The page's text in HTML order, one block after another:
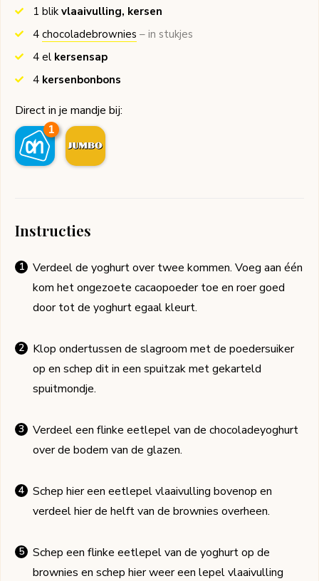
1 blik vlaaivulling, kersen
4 chocoladebrownies – in stukjes
4 el kersensap
4 kersenbonbons
Direct in je mandje bij:
1
Instructies
Verdeel de yoghurt over twee kommen. Voeg aan één
kom het ongezoete cacaopoeder toe en roer goed
door tot de yoghurt egaal kleurt.
Klop ondertussen de slagroom met de poedersuiker
op en schep dit in een spuitzak met gekarteld
spuitmondje.
Verdeel een flinke eetlepel van de chocoladeyoghurt
over de bodem van de glazen.
Schep hier een eetlepel vlaaivulling bovenop en
verdeel hier de helft van de brownies overheen.
Schep een flinke eetlepel van de yoghurt op de
brownies en schep hier weer een lepel vlaaivulling